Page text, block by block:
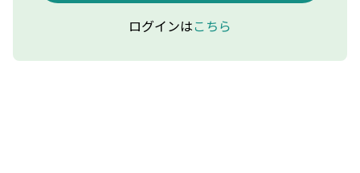
ログインはこちら